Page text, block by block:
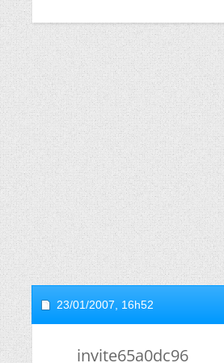
23/01/2007, 16h52
invite65a0dc96